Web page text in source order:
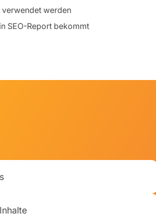
werden
SEO-Report bekommt